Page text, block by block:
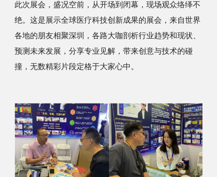
此次展会，盛况空前，从开场到闭幕，现场观众络绎不
绝。这是展示全球医疗科技创新成果的展会，来自世界
各地的朋友相聚深圳，各路大咖剖析行业趋势和现状、
预测未来发展，分享专业见解，带来创意与技术的碰
撞，无数精彩片段定格于大家心中。